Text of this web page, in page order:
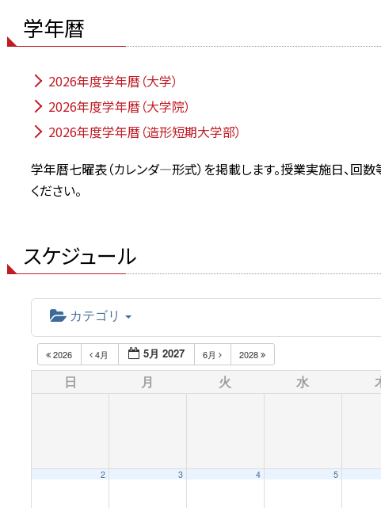
学年暦
2026年度学年暦（大学）
2026年度学年暦（大学院）
2026年度学年暦（造形短期大学部）
学年暦七曜表（カレンダ―形式）を掲載します。授業実施日、回数
ください。
スケジュール
カテゴリ
2026 4月 5月 2027 6月 2028
日 月 火 水
2 3 4 5